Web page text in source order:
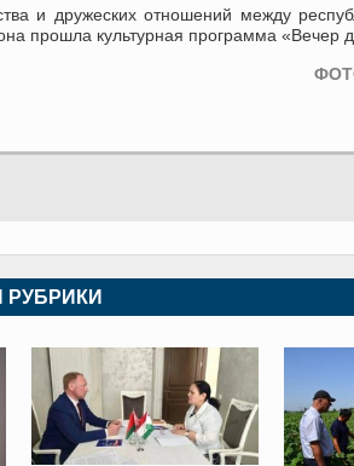
и дружеских отношений между
прошла культурная программа «Вечер
РУБРИКИ